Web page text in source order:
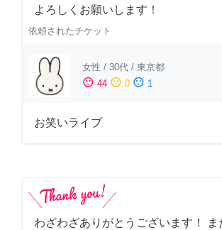
よろしくお願いします！
依頼されたチケット
女性 / 30代 / 東京都
sentiment_satisfied 44 sentiment_neutral 0 sentiment_dissatisfied 1
お笑いライブ
わざわざありがとうございます！ ま